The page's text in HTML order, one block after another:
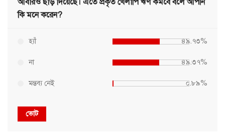
কি মনে করেন?
হ্যাঁ ৪৯.৭৩%
না ৪৯.৩৭%
মন্তব্য নেই ০.৮৯%
ভোট